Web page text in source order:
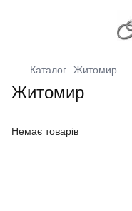
Каталог Житомир
Житомир
Немає товарів